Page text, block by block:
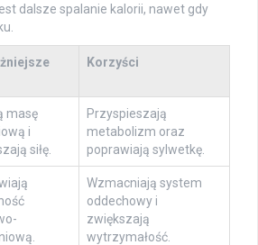
dalsze spalanie kalorii, nawet gdy
Korzyści
masę
i
siłę.
Przyspieszają
metabolizm oraz
poprawiają sylwetkę.
Wzmacniają system
oddechowy i
zwiększają
wytrzymałość.